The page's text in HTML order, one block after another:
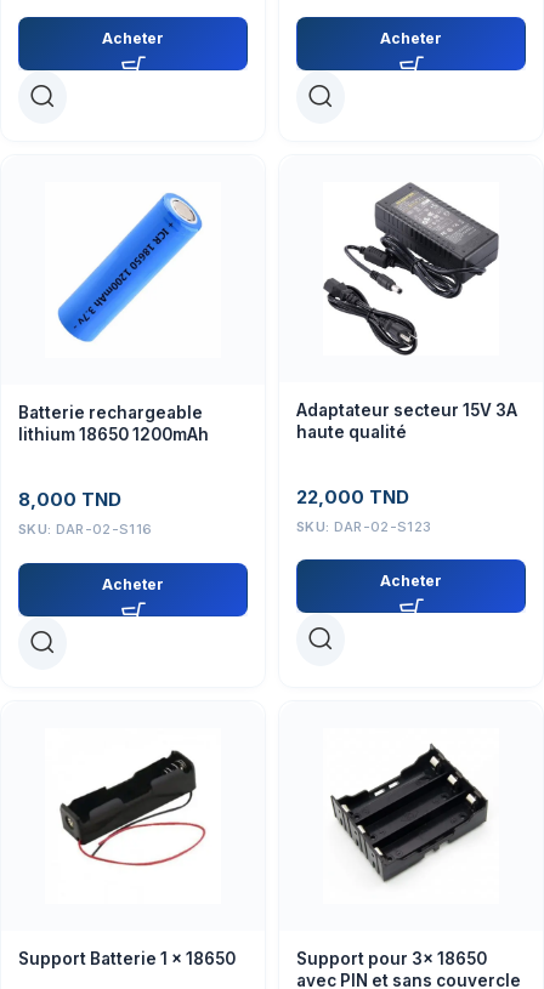
Acheter Acheter
Batterie rechargeable
lithium 18650 1200mAh
8,000 TND
SKU: DAR-02-S116
Acheter
Adaptateur secteur 15V 3A
haute qualité
22,000 TND
SKU: DAR-02-S123
Acheter
Support Batterie 1 x 18650
Support pour 3x 18650
avec PIN et sans couvercle